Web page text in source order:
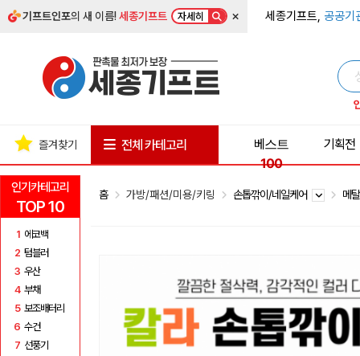
기프트인포의 새 이름!세종기프트 자세히 × 세종기프트, 공공기
인기카테고리
TOP 10
1 에코백
2 텀블러
3 우산
4 부채
5 보조배터리
6 수건
7 선풍기
즐겨찾기 전체 카테고리
베스트
100
기획전
홈 가방/패션/미용/키링 손톱깎이/네일케어 메